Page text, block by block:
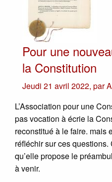
Pour une
la Constitution
Jeudi 21 avril 2022, par
L’Association pour une
pas vocation à écrie la
reconstitué à le faire. mais
réfléchir sur ces questions.
qu’elle propose le
à venir.